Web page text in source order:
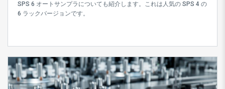
SPS 6 オートサンプラについても紹介します。これは人気の SPS 4 の
6 ラックバージョンです。